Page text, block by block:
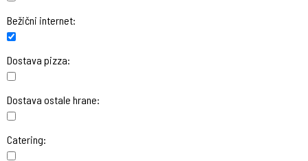
Bežični internet:
Dostava pizza:
Dostava ostale hrane:
Catering: